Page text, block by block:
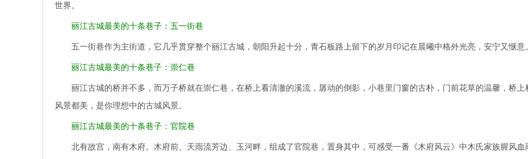
世界。
丽江古城最美的十条巷子：五一街巷
五一街巷作为主街道，它几乎贯穿整个丽江古城，朝阳升起十分，青石板路上留下的岁月印记在晨曦中格外光亮，安宁又惬意。
丽江古城最美的十条巷子：崇仁巷
丽江古城的桥并不多，而万子桥就在崇仁巷，在桥上看清澈的溪流，孱动的倒影，小巷里门窗的古朴，门前花草的温馨，桥上
风景都美，是你理想中的古城风景。
丽江古城最美的十条巷子：官院巷
北有故宫，南有木府。木府前、天雨流芳边、玉河畔，组成了官院巷，置身其中，可感受一番《木府风云》中木氏家族腥风血